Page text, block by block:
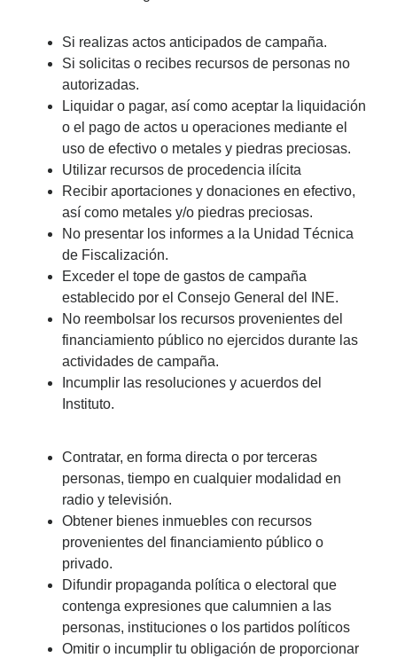
Si realizas actos anticipados de campaña.
Si solicitas o recibes recursos de personas no
autorizadas.
Liquidar o pagar, así como aceptar la liquidación
o el pago de actos u operaciones mediante el
uso de efectivo o metales y piedras preciosas.
Utilizar recursos de procedencia ilícita
Recibir aportaciones y donaciones en efectivo,
así como metales y/o piedras preciosas.
No presentar los informes a la Unidad Técnica
de Fiscalización.
Exceder el tope de gastos de campaña
establecido por el Consejo General del INE.
No reembolsar los recursos provenientes del
financiamiento público no ejercidos durante las
actividades de campaña.
Incumplir las resoluciones y acuerdos del
Instituto.
Contratar, en forma directa o por terceras
personas, tiempo en cualquier modalidad en
radio y televisión.
Obtener bienes inmuebles con recursos
provenientes del financiamiento público o
privado.
Difundir propaganda política o electoral que
contenga expresiones que calumnien a las
personas, instituciones o los partidos políticos
Omitir o incumplir tu obligación de proporcionar